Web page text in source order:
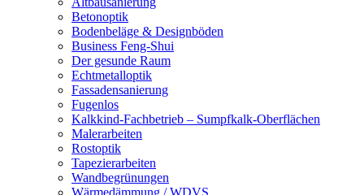
Betonoptik
Bodenbeläge & Designböden
Business Feng-Shui
Der gesunde Raum
Echtmetalloptik
Fassadensanierung
Fugenlos
Kalkkind-Fachbetrieb – Sumpfkalk-Oberflächen
Malerarbeiten
Rostoptik
Tapezierarbeiten
Wandbegrünungen
Wärmedämmung / WDVS